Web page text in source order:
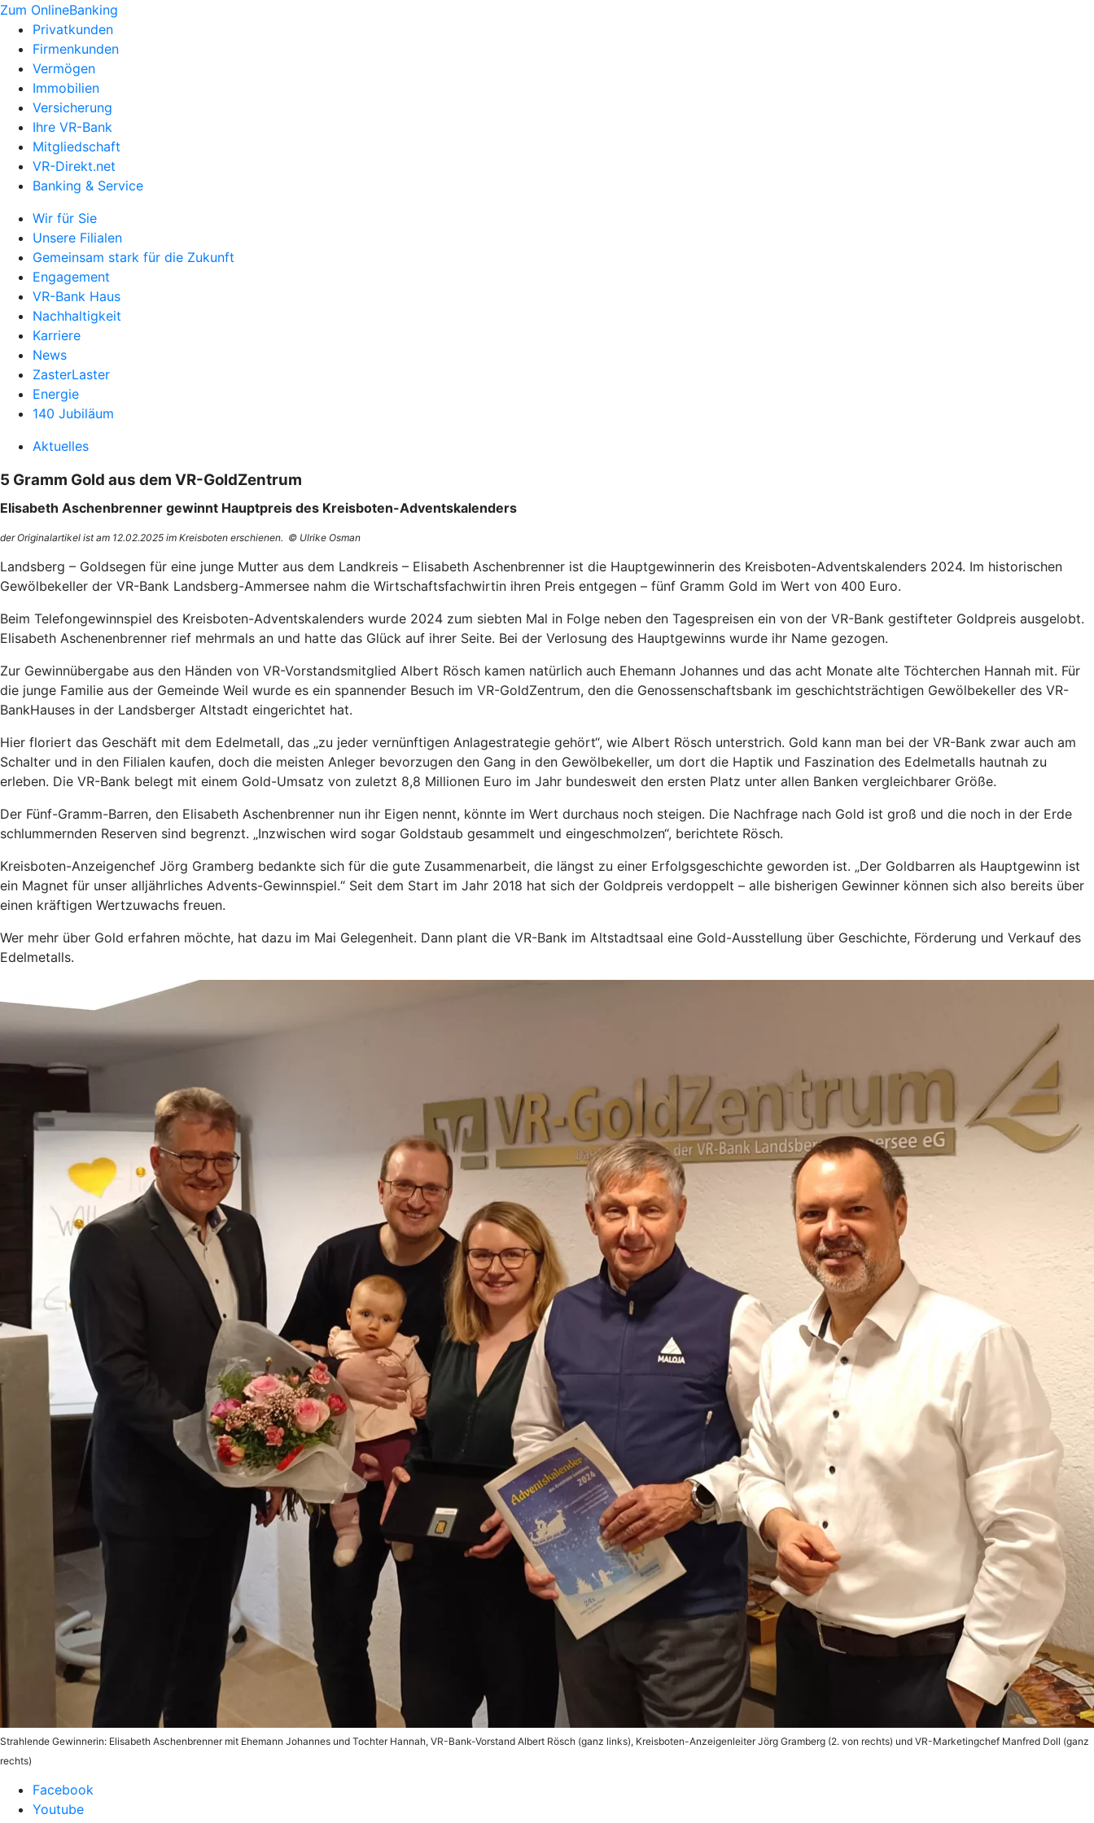
Zum OnlineBanking
Privatkunden
Firmenkunden
Vermögen
Immobilien
Versicherung
Ihre VR-Bank
Mitgliedschaft
VR-Direkt.net
Banking & Service
Wir für Sie
Unsere Filialen
Gemeinsam stark für die Zukunft
Engagement
VR-Bank Haus
Nachhaltigkeit
Karriere
News
ZasterLaster
Energie
140 Jubiläum
Aktuelles
5 Gramm Gold aus dem VR-GoldZentrum
Elisabeth Aschenbrenner gewinnt Hauptpreis des Kreisboten-Adventskalenders
der Originalartikel ist am 12.02.2025 im Kreisboten erschienen. © Ulrike Osman
Landsberg – Goldsegen für eine junge Mutter aus dem Landkreis – Elisabeth Aschenbrenner ist die Hauptgewinnerin des Kreisboten-Adventskalenders 2024. Im historischen
Gewölbekeller der VR-Bank Landsberg-Ammersee nahm die Wirtschaftsfachwirtin ihren Preis entgegen – fünf Gramm Gold im Wert von 400 Euro.
Beim Telefongewinnspiel des Kreisboten-Adventskalenders wurde 2024 zum siebten Mal in Folge neben den Tagespreisen ein von der VR-Bank gestifteter Goldpreis ausgelobt.
Elisabeth Aschenenbrenner rief mehrmals an und hatte das Glück auf ihrer Seite. Bei der Verlosung des Hauptgewinns wurde ihr Name gezogen.
Zur Gewinnübergabe aus den Händen von VR-Vorstandsmitglied Albert Rösch kamen natürlich auch Ehemann Johannes und das acht Monate alte Töchterchen Hannah mit. Für
die junge Familie aus der Gemeinde Weil wurde es ein spannender Besuch im VR-GoldZentrum, den die Genossenschaftsbank im geschichtsträchtigen Gewölbekeller des VR-
BankHauses in der Landsberger Altstadt eingerichtet hat.
Hier floriert das Geschäft mit dem Edelmetall, das „zu jeder vernünftigen Anlagestrategie gehört“, wie Albert Rösch unterstrich. Gold kann man bei der VR-Bank zwar auch am
Schalter und in den Filialen kaufen, doch die meisten Anleger bevorzugen den Gang in den Gewölbekeller, um dort die Haptik und Faszination des Edelmetalls hautnah zu
erleben. Die VR-Bank belegt mit einem Gold-Umsatz von zuletzt 8,8 Millionen Euro im Jahr bundesweit den ersten Platz unter allen Banken vergleichbarer Größe.
Der Fünf-Gramm-Barren, den Elisabeth Aschenbrenner nun ihr Eigen nennt, könnte im Wert durchaus noch steigen. Die Nachfrage nach Gold ist groß und die noch in der Erde
schlummernden Reserven sind begrenzt. „Inzwischen wird sogar Goldstaub gesammelt und eingeschmolzen“, berichtete Rösch.
Kreisboten-Anzeigenchef Jörg Gramberg bedankte sich für die gute Zusammenarbeit, die längst zu einer Erfolgsgeschichte geworden ist. „Der Goldbarren als Hauptgewinn ist
ein Magnet für unser alljährliches Advents-Gewinnspiel.“ Seit dem Start im Jahr 2018 hat sich der Goldpreis verdoppelt – alle bisherigen Gewinner können sich also bereits über
einen kräftigen Wertzuwachs freuen.
Wer mehr über Gold erfahren möchte, hat dazu im Mai Gelegenheit. Dann plant die VR-Bank im Altstadtsaal eine Gold-Ausstellung über Geschichte, Förderung und Verkauf des
Edelmetalls.
Strahlende Gewinnerin: Elisabeth Aschenbrenner mit Ehemann Johannes und Tochter Hannah, VR-Bank-Vorstand Albert Rösch (ganz links), Kreisboten-Anzeigenleiter Jörg Gramberg (2. von rechts) und VR-Marketingchef Manfred Doll (ganz
rechts)
Facebook
Youtube